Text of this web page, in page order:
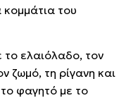
του
ελαιόλαδο, τον
ζωμό, τη ρίγανη και
φαγητό με το